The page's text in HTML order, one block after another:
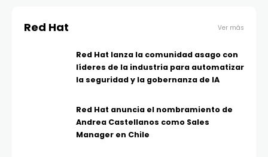
Red Hat Ver más
Red Hat lanza la comunidad asago con
líderes de la industria para automatizar
la seguridad y la gobernanza de IA
Red Hat anuncia el nombramiento de
Andrea Castellanos como Sales
Manager en Chile